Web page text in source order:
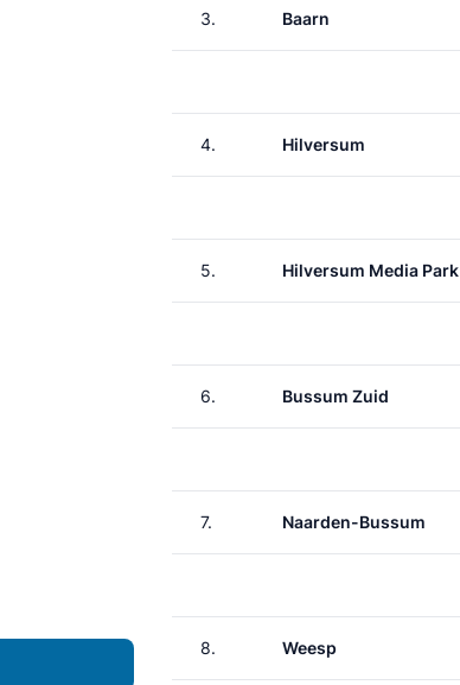
3. Baarn
4. Hilversum
5. Hilversum Media Park
6. Bussum Zuid
7. Naarden-Bussum
8. Weesp